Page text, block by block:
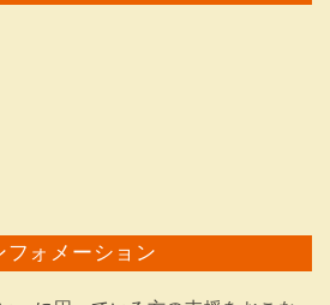
フォメーション